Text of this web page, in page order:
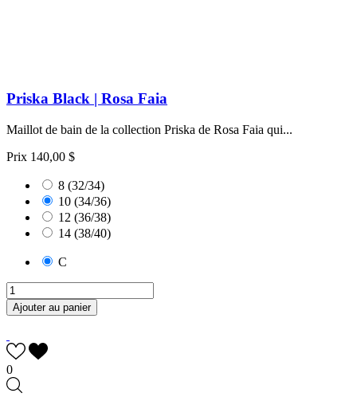
Priska Black | Rosa Faia
Maillot de bain de la collection Priska de Rosa Faia qui...
Prix 140,00 $
8 (32/34)
10 (34/36)
12 (36/38)
14 (38/40)
C
Ajouter au panier
0